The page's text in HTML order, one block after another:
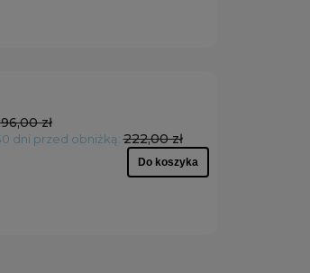
zł
dni przed obniżką:222,00 zł
Do koszyka